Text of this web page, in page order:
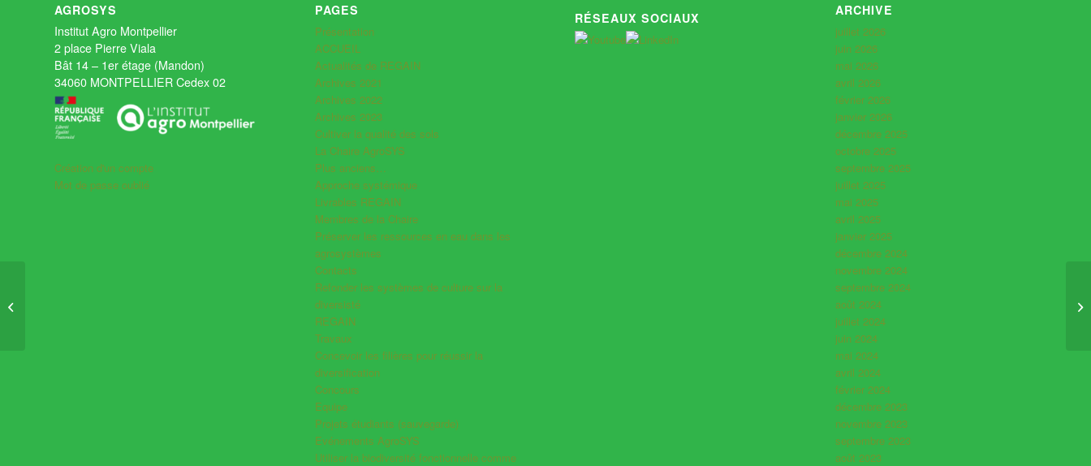
AGROSYS
Institut Agro Montpellier
2 place Pierre Viala
Bât 14 – 1er étage (Mandon)
34060 MONTPELLIER Cedex 02
Création d'un compte
Mot de passe oublié
PAGES
Présentation
ACCUEIL
Actualités de REGAIN
Archives 2021
Archives 2022
Archives 2023
Cultiver la qualité des sols
La Chaire AgroSYS
Plus anciens…
Approche systémique
Livrables REGAIN
Membres de la Chaire
Préserver les ressources en eau dans les
agrosystèmes
Contacts
Refonder les systèmes de culture sur la
diversisté
REGAIN
Travaux
Concevoir les filières pour réussir la
diversification
Concours
Equipe
Projets étudiants (sauvegarde)
Evénements AgroSYS
Utiliser la biodiversité fonctionnelle comme
RÉSEAUX SOCIAUX ARCHIVE
juillet 2026
juin 2026
mai 2026
avril 2026
février 2026
janvier 2026
décembre 2025
octobre 2025
septembre 2025
juillet 2025
mai 2025
avril 2025
janvier 2025
décembre 2024
novembre 2024
septembre 2024
août 2024
juillet 2024
juin 2024
mai 2024
avril 2024
février 2024
décembre 2023
novembre 2023
septembre 2023
août 2023